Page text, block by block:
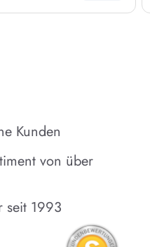
Kunden
von über
seit 1993